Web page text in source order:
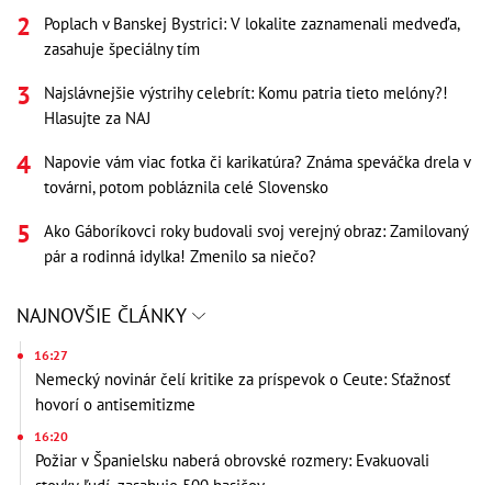
Poplach v Banskej Bystrici: V lokalite zaznamenali medveďa,
zasahuje špeciálny tím
Najslávnejšie výstrihy celebrít: Komu patria tieto melóny?!
Hlasujte za NAJ
Napovie vám viac fotka či karikatúra? Známa speváčka drela v
továrni, potom pobláznila celé Slovensko
Ako Gáboríkovci roky budovali svoj verejný obraz: Zamilovaný
pár a rodinná idylka! Zmenilo sa niečo?
NAJNOVŠIE ČLÁNKY
16:27
Nemecký novinár čelí kritike za príspevok o Ceute: Sťažnosť
hovorí o antisemitizme
16:20
Požiar v Španielsku naberá obrovské rozmery: Evakuovali